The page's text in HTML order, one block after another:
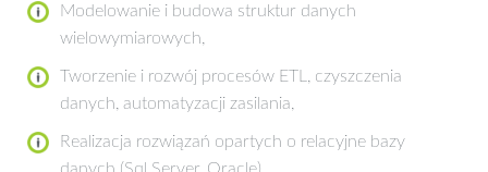
Modelowanie i budowa struktur danych
wielowymiarowych,
Tworzenie i rozwój procesów ETL, czyszczenia
danych, automatyzacji zasilania,
Realizacja rozwiązań opartych o relacyjne bazy